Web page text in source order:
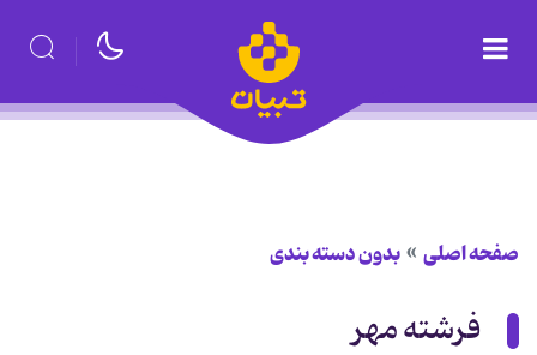
صفحه اصلی بدون دسته بندی
فرشته مهر